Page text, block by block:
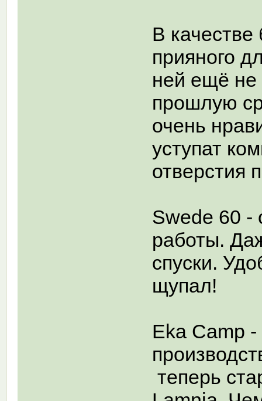
В
прияного
ней ещё не
прошлую
очень
уступат
отверстия
Swede 60 -
работы.
спуски.
щупал!
Eka Camp
теперь